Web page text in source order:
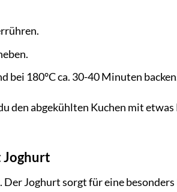
bei 180°C ca. 30-40 Minuten
den abgekühlten Kuchen mit
Joghurt
Joghurt sorgt für eine